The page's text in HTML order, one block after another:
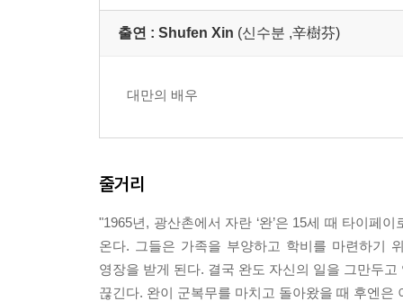
출연 : Shufen Xin (신수분 ,辛樹芬)
대만의 배우
줄거리
"1965년, 광산촌에서 자란 ‘완’은 15세 때 타이페
온다. 그들은 가족을 부양하고 학비를 마련하기
영장을 받게 된다. 결국 완도 자신의 일을 그만두
끊긴다. 완이 군복무를 마치고 돌아왔을 때 후엔